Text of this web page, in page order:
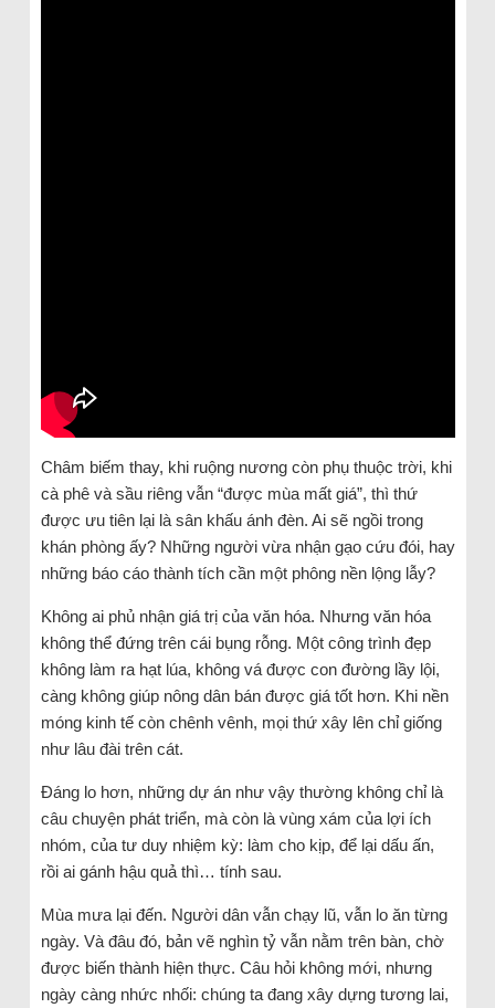
Châm biếm thay, khi ruộng nương còn phụ thuộc trời, khi
cà phê và sầu riêng vẫn “được mùa mất giá”, thì thứ
được ưu tiên lại là sân khấu ánh đèn. Ai sẽ ngồi trong
khán phòng ấy? Những người vừa nhận gạo cứu đói, hay
những báo cáo thành tích cần một phông nền lộng lẫy?
Không ai phủ nhận giá trị của văn hóa. Nhưng văn hóa
không thể đứng trên cái bụng rỗng. Một công trình đẹp
không làm ra hạt lúa, không vá được con đường lầy lội,
càng không giúp nông dân bán được giá tốt hơn. Khi nền
móng kinh tế còn chênh vênh, mọi thứ xây lên chỉ giống
như lâu đài trên cát.
Đáng lo hơn, những dự án như vậy thường không chỉ là
câu chuyện phát triển, mà còn là vùng xám của lợi ích
nhóm, của tư duy nhiệm kỳ: làm cho kịp, để lại dấu ấn,
rồi ai gánh hậu quả thì… tính sau.
Mùa mưa lại đến. Người dân vẫn chạy lũ, vẫn lo ăn từng
ngày. Và đâu đó, bản vẽ nghìn tỷ vẫn nằm trên bàn, chờ
được biến thành hiện thực. Câu hỏi không mới, nhưng
ngày càng nhức nhối: chúng ta đang xây dựng tương lai,